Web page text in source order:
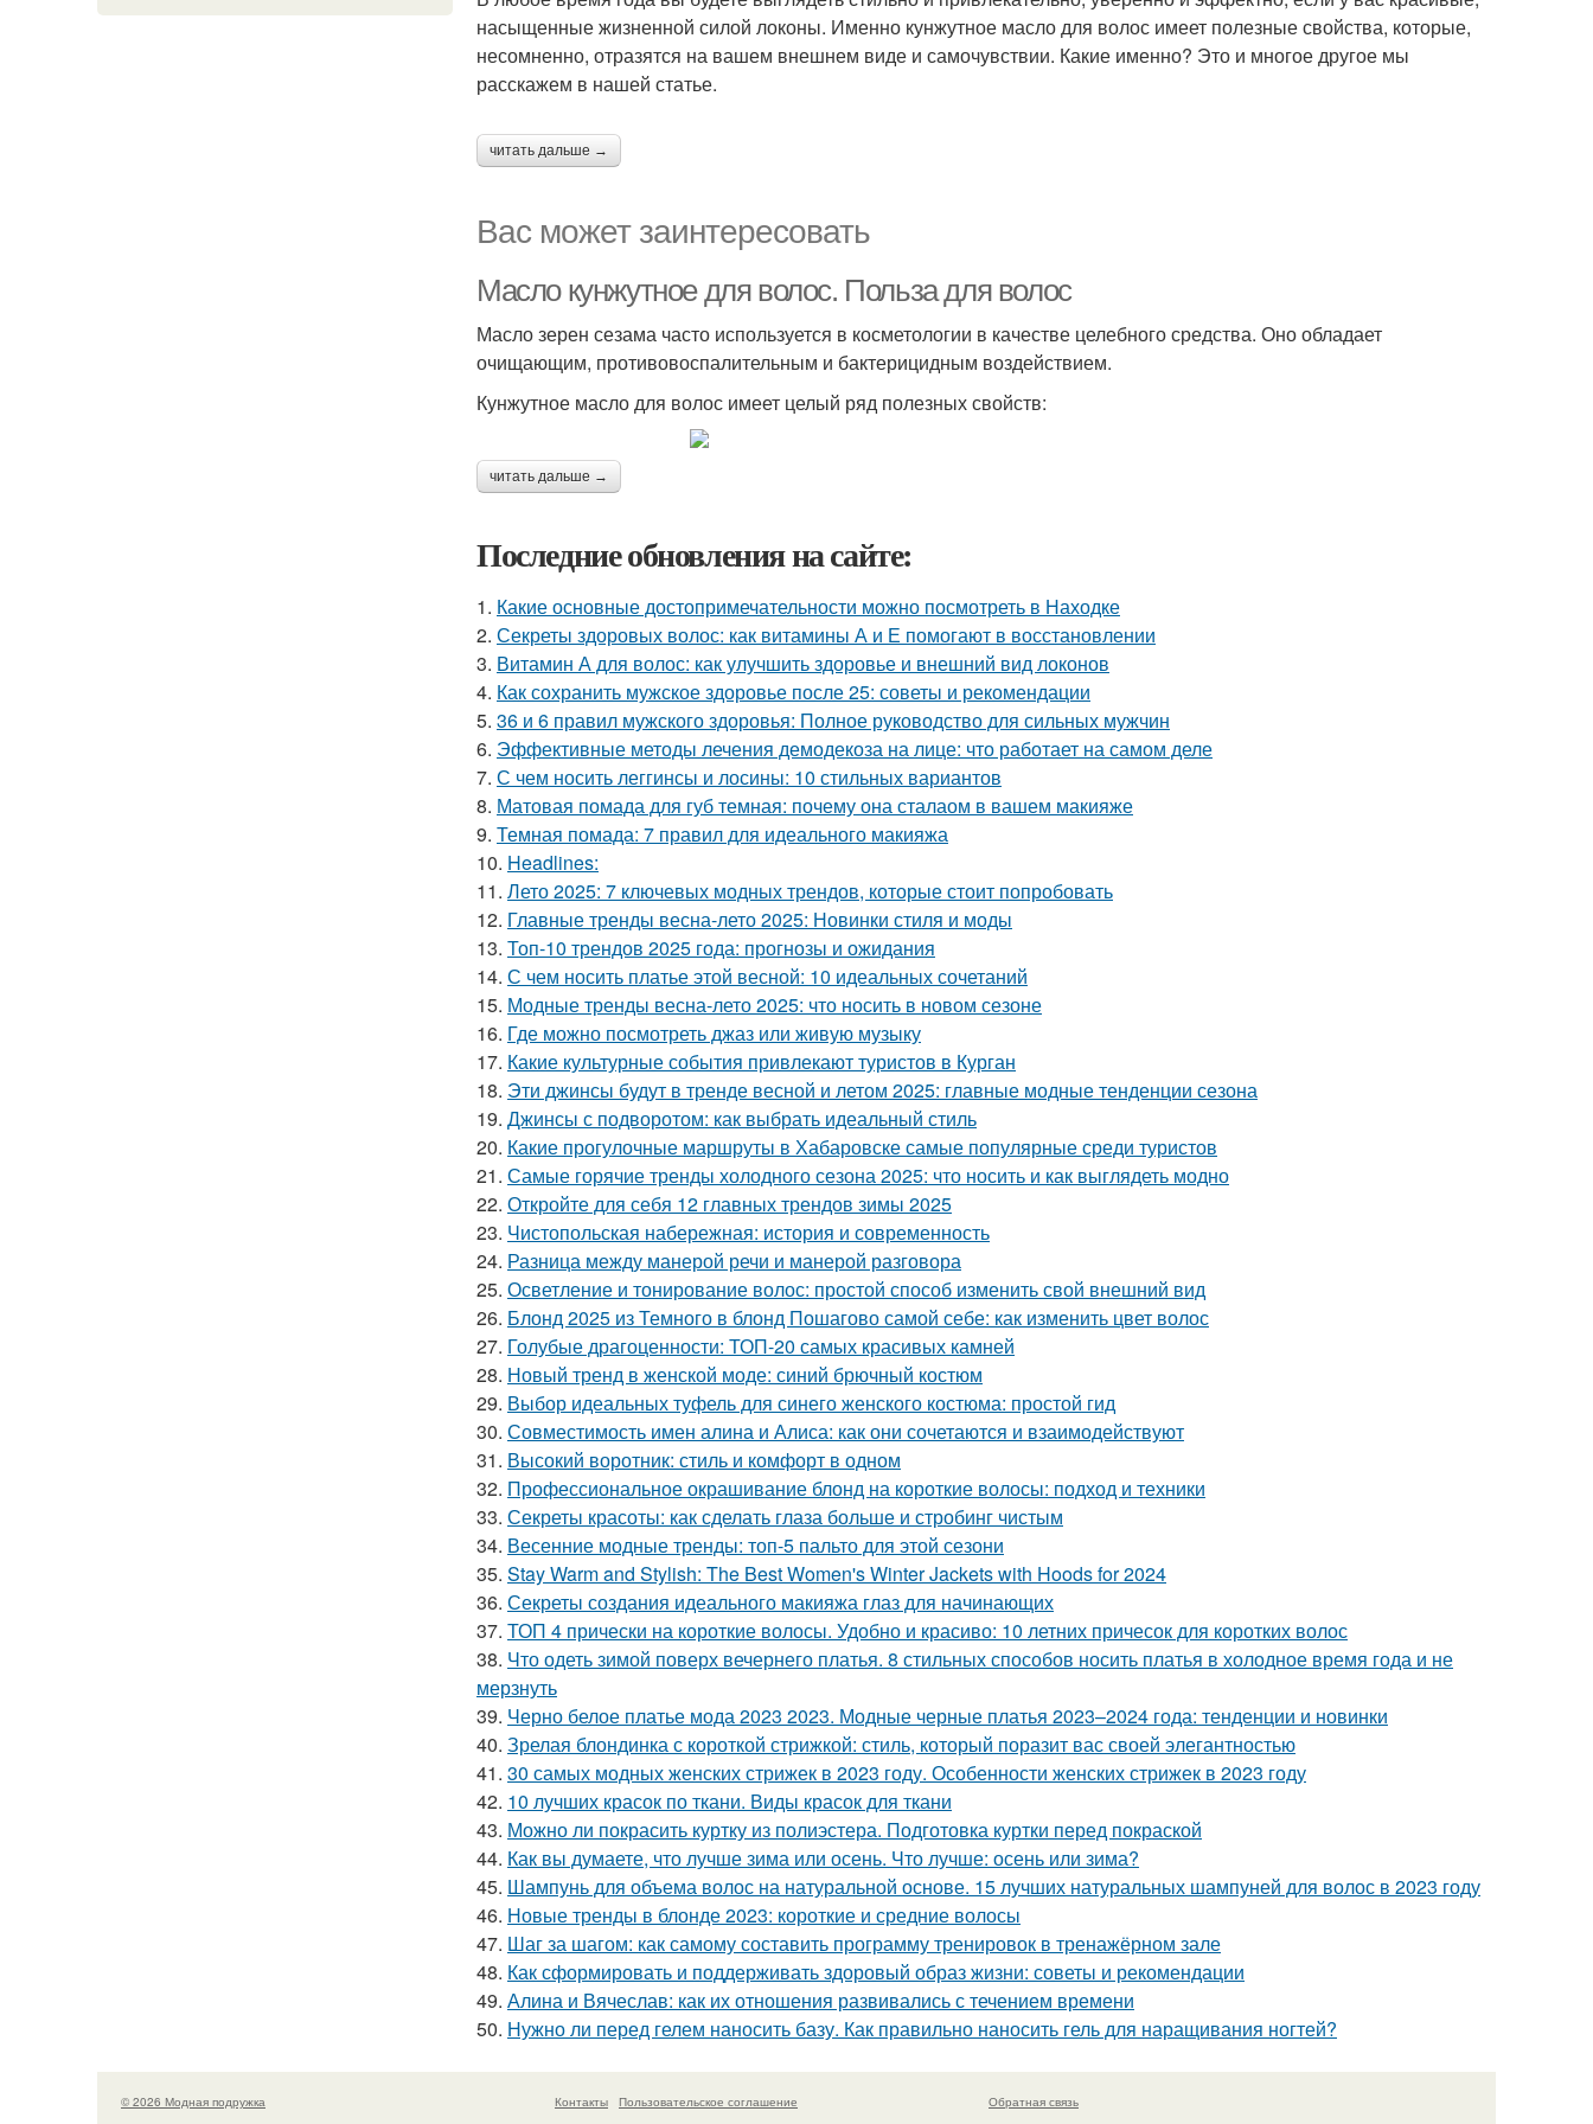
насыщенные жизненной силой локоны. Именно кунжутное масло для волос имеет полезные свойства, которые,
несомненно, отразятся на вашем внешнем виде и самочувствии. Какие именно? Это и многое другое мы
расскажем в нашей статье.
читать дальше →
Вас может заинтересовать
Масло кунжутное для волос. Польза для волос
Масло зерен сезама часто используется в косметологии в качестве целебного средства. Оно обладает
очищающим, противовоспалительным и бактерицидным воздействием.
Кунжутное масло для волос имеет целый ряд полезных свойств:
читать дальше →
Последние обновления на сайте:
1. Какие основные достопримечательности можно посмотреть в Находке
2. Секреты здоровых волос: как витамины А и Е помогают в восстановлении
3. Витамин А для волос: как улучшить здоровье и внешний вид локонов
4. Как сохранить мужское здоровье после 25: советы и рекомендации
5. 36 и 6 правил мужского здоровья: Полное руководство для сильных мужчин
6. Эффективные методы лечения демодекоза на лице: что работает на самом деле
7. С чем носить леггинсы и лосины: 10 стильных вариантов
8. Матовая помада для губ темная: почему она сталаом в вашем макияже
9. Темная помада: 7 правил для идеального макияжа
10. Headlines:
11. Лето 2025: 7 ключевых модных трендов, которые стоит попробовать
12. Главные тренды весна-лето 2025: Новинки стиля и моды
13. Топ-10 трендов 2025 года: прогнозы и ожидания
14. С чем носить платье этой весной: 10 идеальных сочетаний
15. Модные тренды весна-лето 2025: что носить в новом сезоне
16. Где можно посмотреть джаз или живую музыку
17. Какие культурные события привлекают туристов в Курган
18. Эти джинсы будут в тренде весной и летом 2025: главные модные тенденции сезона
19. Джинсы с подворотом: как выбрать идеальный стиль
20. Какие прогулочные маршруты в Хабаровске самые популярные среди туристов
21. Самые горячие тренды холодного сезона 2025: что носить и как выглядеть модно
22. Откройте для себя 12 главных трендов зимы 2025
23. Чистопольская набережная: история и современность
24. Разница между манерой речи и манерой разговора
25. Осветление и тонирование волос: простой способ изменить свой внешний вид
26. Блонд 2025 из Темного в блонд Пошагово самой себе: как изменить цвет волос
27. Голубые драгоценности: ТОП-20 самых красивых камней
28. Новый тренд в женской моде: синий брючный костюм
29. Выбор идеальных туфель для синего женского костюма: простой гид
30. Совместимость имен алина и Алиса: как они сочетаются и взаимодействуют
31. Высокий воротник: стиль и комфорт в одном
32. Профессиональное окрашивание блонд на короткие волосы: подход и техники
33. Секреты красоты: как сделать глаза больше и стробинг чистым
34. Весенние модные тренды: топ-5 пальто для этой сезони
35. Stay Warm and Stylish: The Best Women's Winter Jackets with Hoods for 2024
36. Секреты создания идеального макияжа глаз для начинающих
37. ТОП 4 прически на короткие волосы. Удобно и красиво: 10 летних причесок для коротких волос
38. Что одеть зимой поверх вечернего платья. 8 стильных способов носить платья в холодное время года и не
мерзнуть
39. Черно белое платье мода 2023 2023. Модные черные платья 2023–2024 года: тенденции и новинки
40. Зрелая блондинка с короткой стрижкой: стиль, который поразит вас своей элегантностью
41. 30 самых модных женских стрижек в 2023 году. Особенности женских стрижек в 2023 году
42. 10 лучших красок по ткани. Виды красок для ткани
43. Можно ли покрасить куртку из полиэстера. Подготовка куртки перед покраской
44. Как вы думаете, что лучше зима или осень. Что лучше: осень или зима?
45. Шампунь для объема волос на натуральной основе. 15 лучших натуральных шампуней для волос в 2023 году
46. Новые тренды в блонде 2023: короткие и средние волосы
47. Шаг за шагом: как самому составить программу тренировок в тренажёрном зале
48. Как сформировать и поддерживать здоровый образ жизни: советы и рекомендации
49. Алина и Вячеслав: как их отношения развивались с течением времени
50. Нужно ли перед гелем наносить базу. Как правильно наносить гель для наращивания ногтей?
© 2026 Модная подружка Контакты
Пользовательское соглашение
Обратная связь